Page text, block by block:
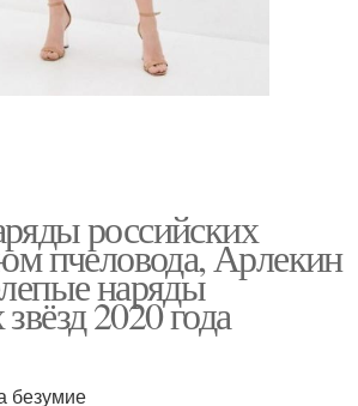
российских
пчеловода, Арлекин
наряды
2020 года
безумие